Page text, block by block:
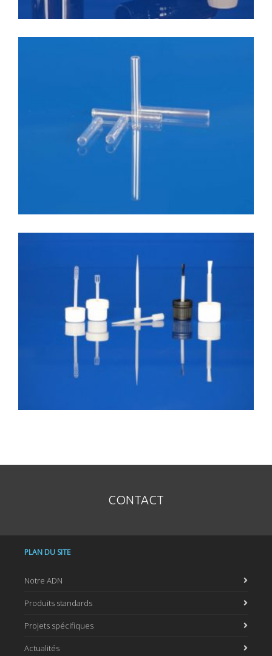
CONTACT
PLAN DU SITE
Notre ADN
Produits standards
Projets spécifiques
Actualités